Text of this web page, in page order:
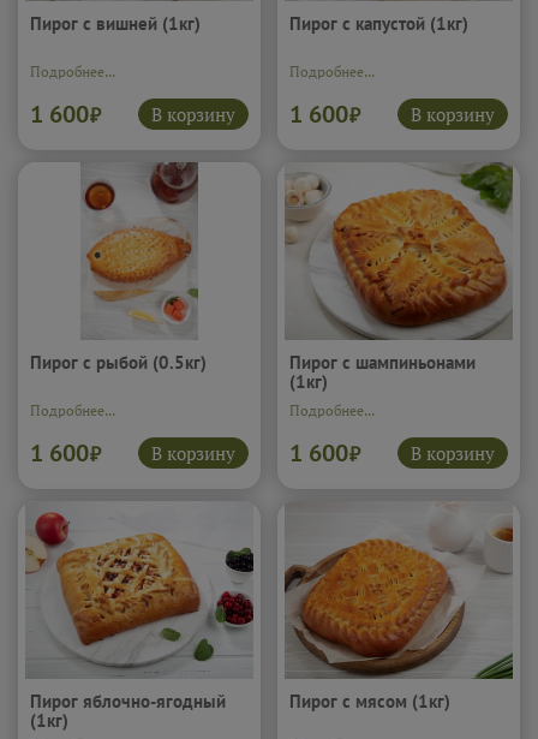
Пирог с вишней (1кг)
Подробнее...
1 600₽ В корзину
Пирог с капустой (1кг)
Подробнее...
1 600₽ В корзину
Пирог с рыбой (0.5кг)
Подробнее...
1 600₽ В корзину
Пирог с шампиньонами
(1кг)
Подробнее...
1 600₽ В корзину
Пирог яблочно-ягодный
(1кг)
Пирог с мясом (1кг)